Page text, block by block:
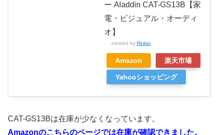
ー Aladdin CAT-GS13B【家
電・ビジュアル・オーディ
オ】
created by Rinker
Amazon 楽天市場
Yahooショッピング
CAT-GS13Bは在庫が少なくなっています。
Amazonのこちらのページでは在庫が確認できました。